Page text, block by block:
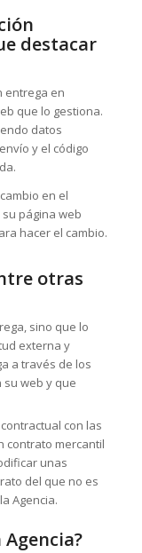
destacar
entrega en
que lo gestiona.
datos
y el código
en el
página web
hacer el cambio.
otras
sino que lo
externa y
a través de los
web y que
con las
contrato mercantil
unas
del que no es
Agencia.